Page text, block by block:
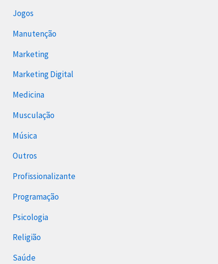
Jogos
Manutenção
Marketing
Marketing Digital
Medicina
Musculação
Música
Outros
Profissionalizante
Programação
Psicologia
Religião
Saúde